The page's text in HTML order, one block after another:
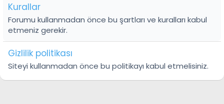
Kurallar
Forumu kullanmadan önce bu şartları ve kuralları kabul
etmeniz gerekir.
Gizlilik politikası
Siteyi kullanmadan önce bu politikayı kabul etmelisiniz.